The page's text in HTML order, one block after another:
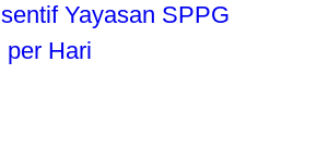
Yayasan SPPG
per Hari